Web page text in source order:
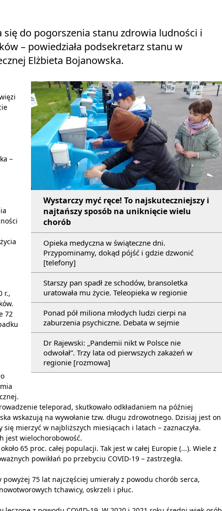
się do pogorszenia stanu zdrowia ludności i
– powiedziała podsekretarz stanu w
Elżbieta Bojanowska.
Wystarczy myć ręce! To najskuteczniejszy i
najtańszy sposób na uniknięcie wielu
chorób
Opieka medyczna w świąteczne dni.
Przypominamy, dokąd pójść i gdzie dzwonić
[telefony]
Starszy pan spadł ze schodów, bransoletka
uratowała mu życie. Teleopieka w regionie
Ponad pół miliona młodych ludzi cierpi na
zaburzenia psychiczne. Debata w sejmie
Dr Rajewski: „Pandemii nikt w Polsce nie
odwołał”. Trzy lata od pierwszych zakażeń w
regionie [rozmowa]
–
r.,
72
teleporad, skutkowało odkładaniem na później
wskazują na wywołanie tzw. długu zdrowotnego. Dzisiaj jest on
mierzyć w najbliższych miesiącach i latach – zaznaczyła.
jest wielochorobowość.
65 proc. całej populacji. Tak jest w całej Europie (...). Wiele z
powikłań po przebyciu COVID-19 – zastrzegła.
75 lat najczęściej umierały z powodu chorób serca,
tchawicy, oskrzeli i płuc.